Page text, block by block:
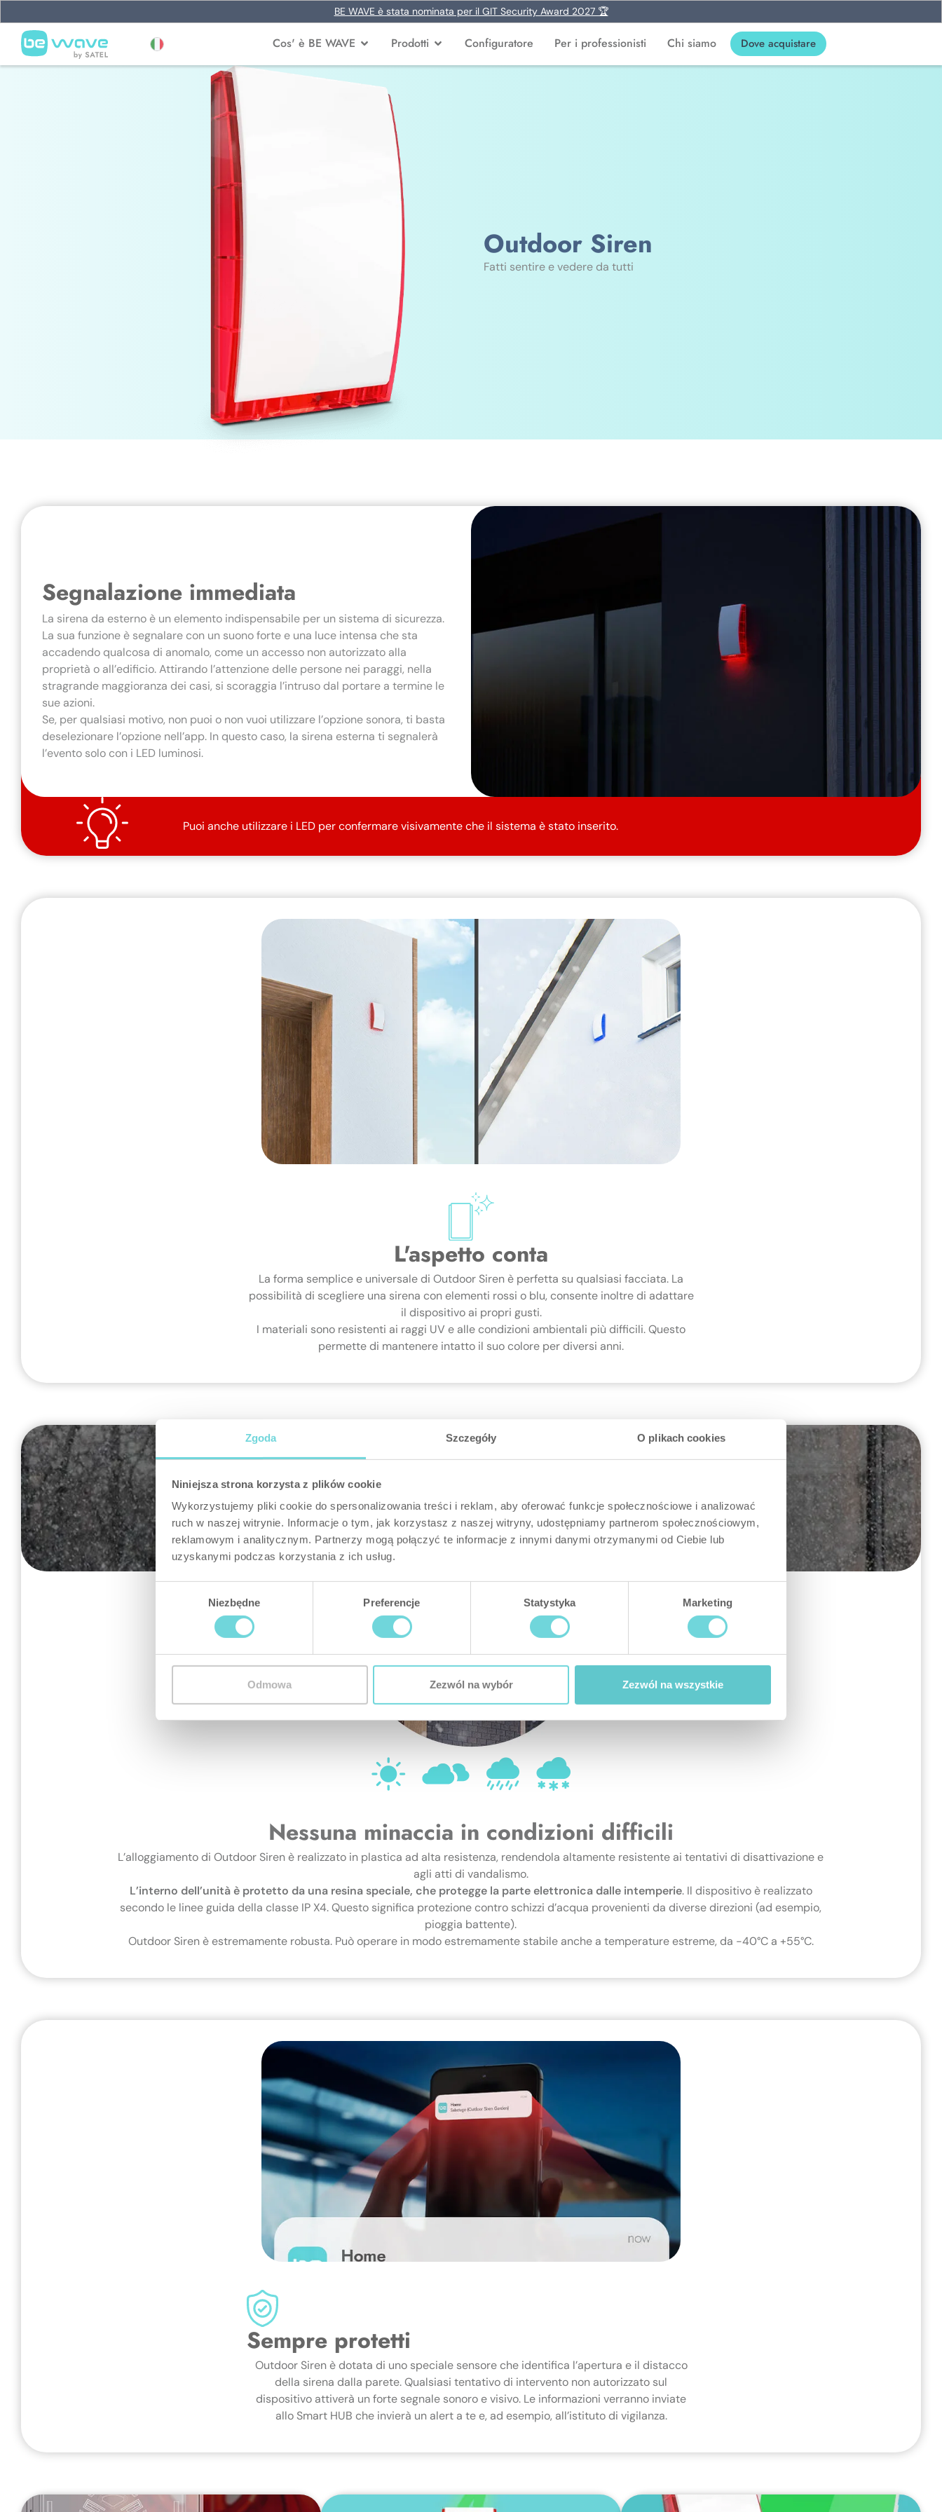
Zgoda Szczegóły O plikach cookies
Niniejsza strona korzysta z plików cookie
Wykorzystujemy pliki cookie do spersonalizowania treści i reklam, aby oferować funkcje społecznościowe i analizować
ruch w naszej witrynie. Informacje o tym, jak korzystasz z naszej witryny, udostępniamy partnerom społecznościowym,
reklamowym i analitycznym. Partnerzy mogą połączyć te informacje z innymi danymi otrzymanymi od Ciebie lub
uzyskanymi podczas korzystania z ich usług.
Niezbędne Preferencje Statystyka Marketing
Odmowa Zezwól na wybór Zezwól na wszystkie
BE WAVE è stata nominata per il GIT Security Award 2027 🏆
Cos' è BE WAVE Prodotti Configuratore Per i professionisti Chi siamo Dove acquistare
Outdoor Siren
Fatti sentire e vedere da tutti
Segnalazione immediata
La sirena da esterno è un elemento indispensabile per un sistema di sicurezza.
La sua funzione è segnalare con un suono forte e una luce intensa che sta
accadendo qualcosa di anomalo, come un accesso non autorizzato alla
proprietà o all’edificio. Attirando l’attenzione delle persone nei paraggi, nella
stragrande maggioranza dei casi, si scoraggia l’intruso dal portare a termine le
sue azioni.
Se, per qualsiasi motivo, non puoi o non vuoi utilizzare l’opzione sonora, ti basta
deselezionare l’opzione nell’app. In questo caso, la sirena esterna ti segnalerà
l’evento solo con i LED luminosi.
Puoi anche utilizzare i LED per confermare visivamente che il sistema è stato inserito.
L'aspetto conta
La forma semplice e universale di Outdoor Siren è perfetta su qualsiasi facciata. La
possibilità di scegliere una sirena con elementi rossi o blu, consente inoltre di adattare
il dispositivo ai propri gusti.
I materiali sono resistenti ai raggi UV e alle condizioni ambientali più difficili. Questo
permette di mantenere intatto il suo colore per diversi anni.
Nessuna minaccia in condizioni difficili
L’alloggiamento di Outdoor Siren è realizzato in plastica ad alta resistenza, rendendola altamente resistente ai tentativi di disattivazione e
agli atti di vandalismo.
L’interno dell’unità è protetto da una resina speciale, che protegge la parte elettronica dalle intemperie. Il dispositivo è realizzato
secondo le linee guida della classe IP X4. Questo significa protezione contro schizzi d’acqua provenienti da diverse direzioni (ad esempio,
pioggia battente).
Outdoor Siren è estremamente robusta. Può operare in modo estremamente stabile anche a temperature estreme, da -40°C a +55°C.
Sempre protetti
Outdoor Siren è dotata di uno speciale sensore che identifica l’apertura e il distacco
della sirena dalla parete. Qualsiasi tentativo di intervento non autorizzato sul
dispositivo attiverà un forte segnale sonoro e visivo. Le informazioni verranno inviate
allo Smart HUB che invierà un alert a te e, ad esempio, all’istituto di vigilanza.